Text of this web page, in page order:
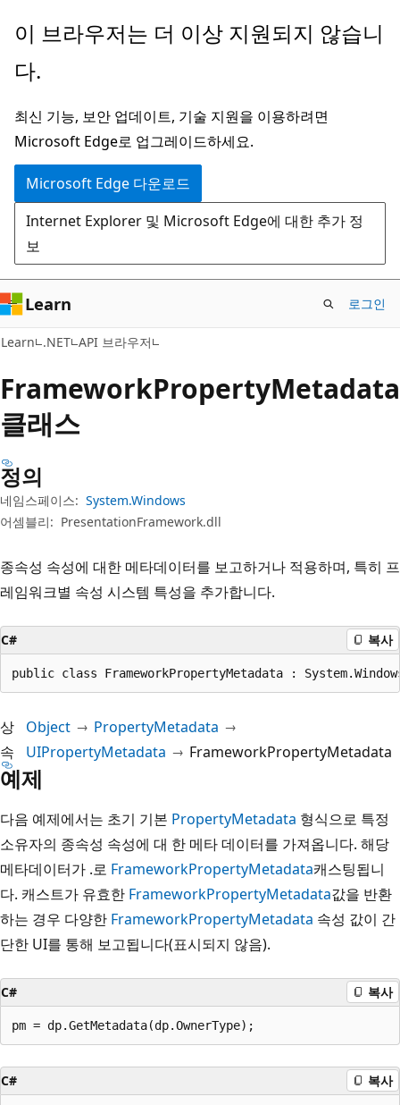
주
콘
츠
로
건
너
뛰
기
페
지
탐
색
으
로
건
너
뛰
기
이 브라우저는 더 이상 지원되지 않습니
다.
최신 기능, 보안 업데이트, 기술 지원을 이용하려면
Microsoft Edge로 업그레이드하세요.
Microsoft Edge 다운로드
Internet Explorer 및 Microsoft Edge에 대한 추가 정
보
Learn 로그인
Learn .NET API 브라우저
FrameworkPropertyMetadata
클래스
정의
네임스페이스: System.Windows
어셈블리: PresentationFramework.dll
종속성 속성에 대한 메타데이터를 보고하거나 적용하며, 특히 프
레임워크별 속성 시스템 특성을 추가합니다.
C# 복사
public class FrameworkPropertyMetadata :
상
속
Object
PropertyMetadata
UIPropertyMetadata
FrameworkPropertyMetadata
예제
다음 예제에서는 초기 기본 PropertyMetadata 형식으로 특정
소유자의 종속성 속성에 대 한 메타 데이터를 가져옵니다. 해당
메타데이터가 .로 FrameworkPropertyMetadata캐스팅됩니
다. 캐스트가 유효한 FrameworkPropertyMetadata값을 반환
하는 경우 다양한 FrameworkPropertyMetadata 속성 값이 간
단한 UI를 통해 보고됩니다(표시되지 않음).
C# 복사
C# 복사